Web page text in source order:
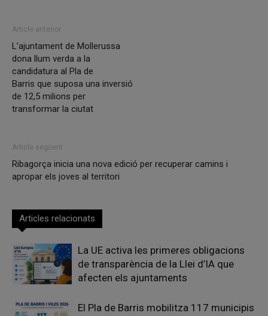
Article anterior
L’ajuntament de Mollerussa
dona llum verda a la
candidatura al Pla de
Barris que suposa una inversió
de 12,5 milions per
transformar la ciutat
Article següent
Ribagorça inicia una nova edició per recuperar camins i
apropar els joves al territori
Articles relacionats
La UE activa les primeres obligacions
de transparència de la Llei d’IA que
afecten els ajuntaments
El Pla de Barris mobilitza 117 municipis